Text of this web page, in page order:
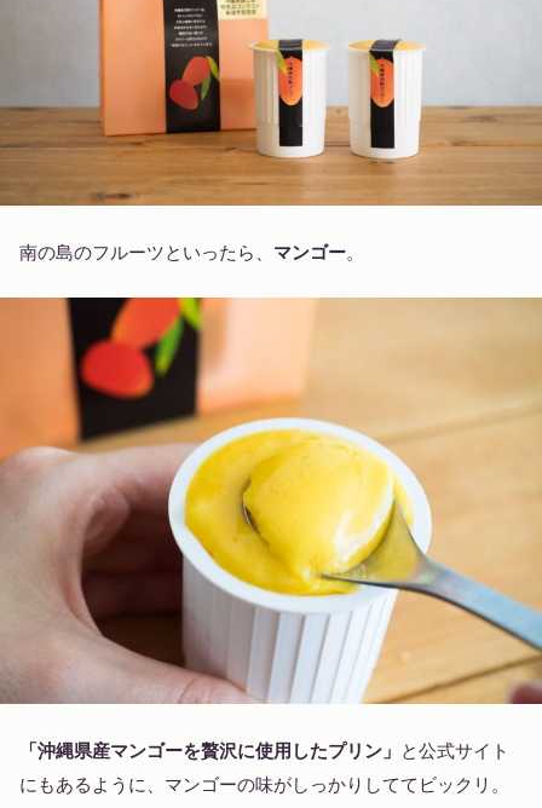
南の島のフルーツといったら、 マンゴー。
「沖縄県産マンゴーを贅沢に使用したプリン」 と公式サイト
にもあるように、マンゴーの味がしっかりしててビックリ。